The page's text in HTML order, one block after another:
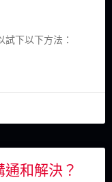
下以下方法：
和解決？